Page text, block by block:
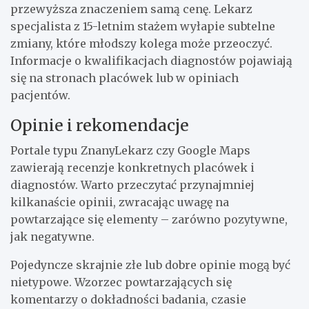
przewyższa znaczeniem samą cenę. Lekarz
specjalista z 15-letnim stażem wyłapie subtelne
zmiany, które młodszy kolega może przeoczyć.
Informacje o kwalifikacjach diagnostów pojawiają
się na stronach placówek lub w opiniach
pacjentów.
Opinie i rekomendacje
Portale typu ZnanyLekarz czy Google Maps
zawierają recenzje konkretnych placówek i
diagnostów. Warto przeczytać przynajmniej
kilkanaście opinii, zwracając uwagę na
powtarzające się elementy – zarówno pozytywne,
jak negatywne.
Pojedyncze skrajnie złe lub dobre opinie mogą być
nietypowe. Wzorzec powtarzających się
komentarzy o dokładności badania, czasie